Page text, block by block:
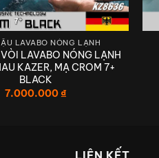
HIỆN ĐẠI
LAVABO NÓNG LẠNH
LAVABO NÓNG LẠNH
KAZER, MẠ CROM 7+
BLACK
7.000.000₫